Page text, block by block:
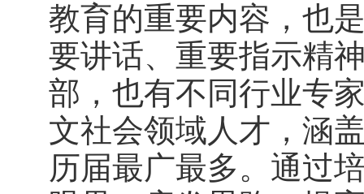
教育的重要内容，也
要讲话、重要指示精
部，也有不同行业专
文社会领域人才，涵
历届最广最多。通过